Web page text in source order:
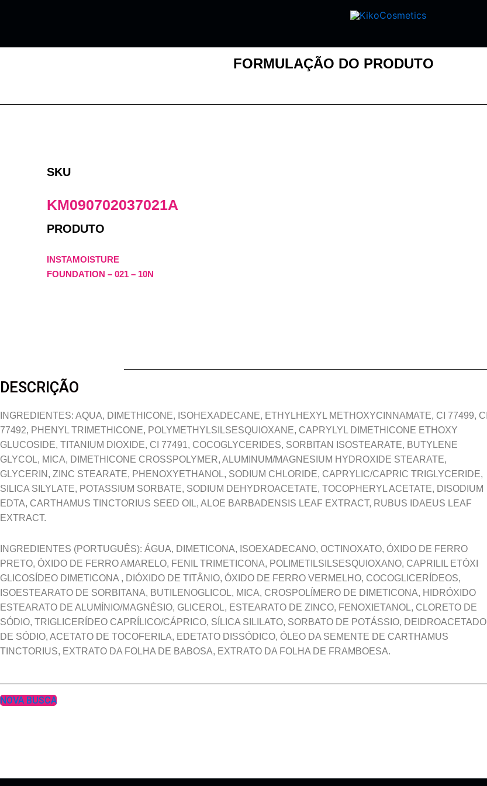
conteúdo
FORMULAÇÃO DO PRODUTO
SKU
KM090702037021A
PRODUTO
INSTAMOISTURE
FOUNDATION – 021 – 10N
DESCRIÇÃO
INGREDIENTES: AQUA, DIMETHICONE, ISOHEXADECANE, ETHYLHEXYL METHOXYCINNAMATE, CI 77499, CI
77492, PHENYL TRIMETHICONE, POLYMETHYLSILSESQUIOXANE, CAPRYLYL DIMETHICONE ETHOXY
GLUCOSIDE, TITANIUM DIOXIDE, CI 77491, COCOGLYCERIDES, SORBITAN ISOSTEARATE, BUTYLENE
GLYCOL, MICA, DIMETHICONE CROSSPOLYMER, ALUMINUM/MAGNESIUM HYDROXIDE STEARATE,
GLYCERIN, ZINC STEARATE, PHENOXYETHANOL, SODIUM CHLORIDE, CAPRYLIC/CAPRIC TRIGLYCERIDE,
SILICA SILYLATE, POTASSIUM SORBATE, SODIUM DEHYDROACETATE, TOCOPHERYL ACETATE, DISODIUM
EDTA, CARTHAMUS TINCTORIUS SEED OIL, ALOE BARBADENSIS LEAF EXTRACT, RUBUS IDAEUS LEAF
EXTRACT.
INGREDIENTES (PORTUGUÊS): ÁGUA, DIMETICONA, ISOEXADECANO, OCTINOXATO, ÓXIDO DE FERRO
PRETO, ÓXIDO DE FERRO AMARELO, FENIL TRIMETICONA, POLIMETILSILSESQUIOXANO, CAPRILIL ETÓXI
GLICOSÍDEO DIMETICONA , DIÓXIDO DE TITÂNIO, ÓXIDO DE FERRO VERMELHO, COCOGLICERÍDEOS,
ISOESTEARATO DE SORBITANA, BUTILENOGLICOL, MICA, CROSPOLÍMERO DE DIMETICONA, HIDRÓXIDO
ESTEARATO DE ALUMÍNIO/MAGNÉSIO, GLICEROL, ESTEARATO DE ZINCO, FENOXIETANOL, CLORETO DE
SÓDIO, TRIGLICERÍDEO CAPRÍLICO/CÁPRICO, SÍLICA SILILATO, SORBATO DE POTÁSSIO, DEIDROACETADO
DE SÓDIO, ACETATO DE TOCOFERILA, EDETATO DISSÓDICO, ÓLEO DA SEMENTE DE CARTHAMUS
TINCTORIUS, EXTRATO DA FOLHA DE BABOSA, EXTRATO DA FOLHA DE FRAMBOESA.
NOVA BUSCA